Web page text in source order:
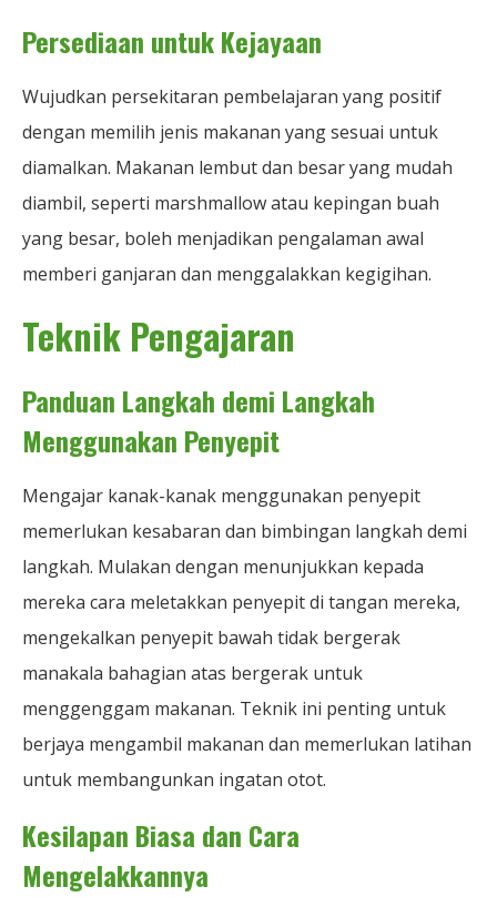
Persediaan untuk Kejayaan
Wujudkan persekitaran pembelajaran yang positif
dengan memilih jenis makanan yang sesuai untuk
diamalkan. Makanan lembut dan besar yang mudah
diambil, seperti marshmallow atau kepingan buah
yang besar, boleh menjadikan pengalaman awal
memberi ganjaran dan menggalakkan kegigihan.
Teknik Pengajaran
Panduan Langkah demi Langkah
Menggunakan Penyepit
Mengajar kanak-kanak menggunakan penyepit
memerlukan kesabaran dan bimbingan langkah demi
langkah. Mulakan dengan menunjukkan kepada
mereka cara meletakkan penyepit di tangan mereka,
mengekalkan penyepit bawah tidak bergerak
manakala bahagian atas bergerak untuk
menggenggam makanan. Teknik ini penting untuk
berjaya mengambil makanan dan memerlukan latihan
untuk membangunkan ingatan otot.
Kesilapan Biasa dan Cara
Mengelakkannya